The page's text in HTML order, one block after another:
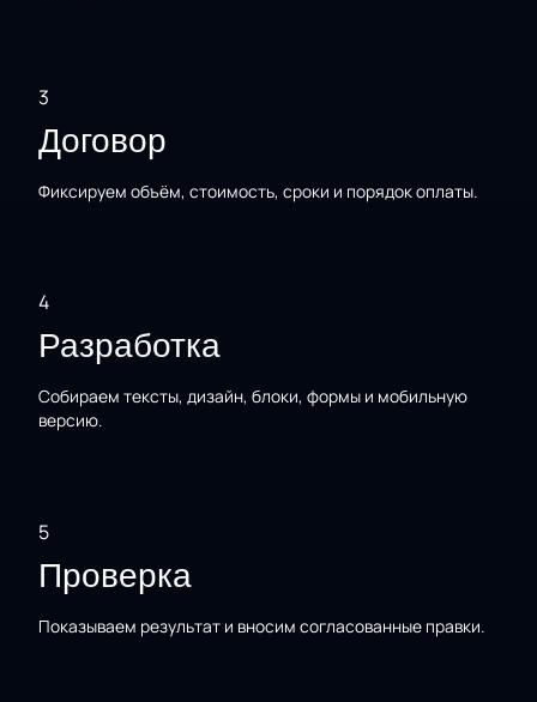
3
Договор
Фиксируем объём, стоимость, сроки и порядок оплаты.
4
Разработка
Собираем тексты, дизайн, блоки, формы и мобильную
версию.
5
Проверка
Показываем результат и вносим согласованные правки.